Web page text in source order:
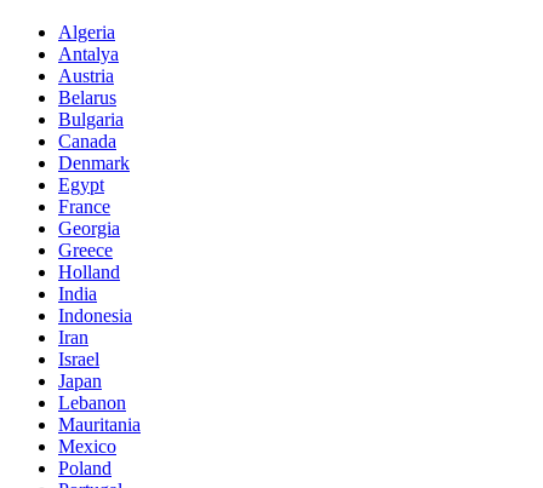
Algeria
Antalya
Austria
Belarus
Bulgaria
Canada
Denmark
Egypt
France
Georgia
Greece
Holland
India
Indonesia
Iran
Israel
Japan
Lebanon
Mauritania
Mexico
Poland